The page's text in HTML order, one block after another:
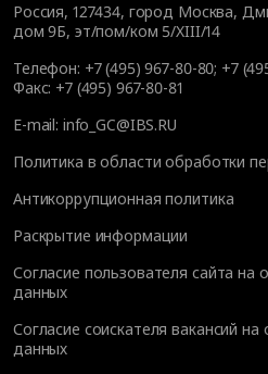
Россия, 127434, город Москва,
дом 9Б, эт/пом/ком 5/XIII/14
Телефон: +7 (495) 967-80-80; +7
Факс: +7 (495) 967-80-81
E-mail: info_GC@IBS.RU
Политика в области обработки
Антикоррупционная политика
Раскрытие информации
Согласие пользователя сайта на
данных
Согласие соискателя вакансий
данных